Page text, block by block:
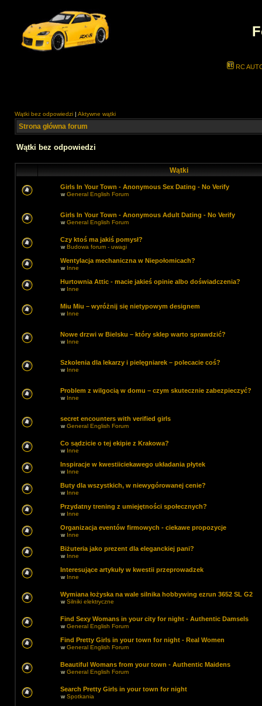
RC
Wątki bez odpowiedzi | Aktywne wątki
Strona główna forum
Wątki bez odpowiedzi
Wątki
Girls In Your Town - Anonymous Sex Dating - No Verify
wGeneral English Forum
Girls In Your Town - Anonymous Adult Dating - No Verify
wGeneral English Forum
Czy ktoś ma jakiś pomysł?
wBudowa forum - uwagi
Wentylacja mechaniczna w Niepołomicach?
w Inne
Hurtownia Attic - macie jakieś opinie albo doświadczenia?
w Inne
Miu Miu – wyróżnij się nietypowym designem
w Inne
Nowe drzwi w Bielsku – który sklep warto sprawdzić?
w Inne
Szkolenia dla lekarzy i pielęgniarek – polecacie coś?
w Inne
Problem z wilgocią w domu – czym skutecznie zabezpieczyć?
w Inne
secret encounters with verified girls
wGeneral English Forum
Co sądzicie o tej ekipie z Krakowa?
w Inne
Inspiracje w kwestiiciekawego układania płytek
w Inne
Buty dla wszystkich, w niewygórowanej cenie?
w Inne
Przydatny trening z umiejętności społecznych?
w Inne
Organizacja eventów firmowych - ciekawe propozycje
w Inne
Biżuteria jako prezent dla eleganckiej pani?
w Inne
Interesujące artykuły w kwestii przeprowadzek
w Inne
Wymiana łożyska na wale silnika hobbywing ezrun 3652 SL G2
wSilniki elektryczne
Find Sexy Womans in your city for night - Authentic Damsels
wGeneral English Forum
Find Pretty Girls in your town for night - Real Women
wGeneral English Forum
Beautiful Womans from your town - Authentic Maidens
wGeneral English Forum
Search Pretty Girls in your town for night
wSpotkania